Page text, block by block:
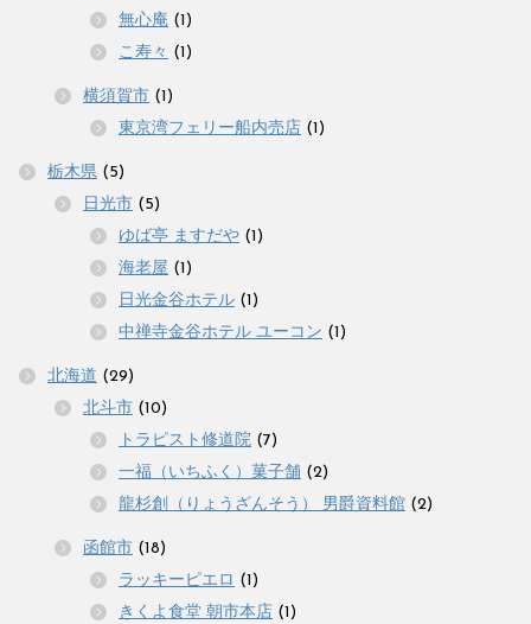
無心庵 (1)
こ寿々 (1)
横須賀市 (1)
東京湾フェリー船内売店 (1)
栃木県 (5)
日光市 (5)
ゆば亭 ますだや (1)
海老屋 (1)
日光金谷ホテル (1)
中禅寺金谷ホテル ユーコン (1)
北海道 (29)
北斗市 (10)
トラピスト修道院 (7)
一福（いちふく）菓子舗 (2)
龍杉創（りょうざんそう） 男爵資料館 (2)
函館市 (18)
ラッキーピエロ (1)
きくよ食堂 朝市本店 (1)